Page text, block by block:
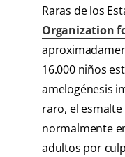
Raras de los
Organization
16.000 niños
amelogénesis
raro, el
normalmente
adultos por